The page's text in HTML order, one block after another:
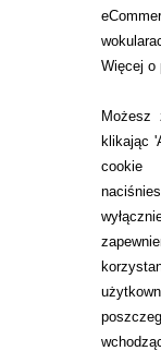
Więcej o
Możesz
klikając
cookie
RANKINGI
SOCZEWKI
Zwrot
ZMIEŃ
KONTAKT
telefon:
22 113
telefon:
732 08